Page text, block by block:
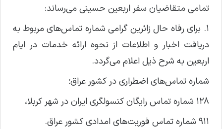
تمامی متقاضیان سفر اربعین حسینی می‌رساند:
۱. برای رفاه حال زائرین گرامی شماره تماس‌های مربوط به
دریافت اخبار و اطلاعات از نحوه ارائه خدمات در ایام
اربعین به شرح ذیل اعلام می‌گردد.
شماره تماس‌های اضطراری در کشور عراق؛
۱۲۸ شماره تماس رایگان کنسولگری ایران در شهر کربلا،
۹۱۱ شماره تماس فوریت‌های امدادی کشور عراق.